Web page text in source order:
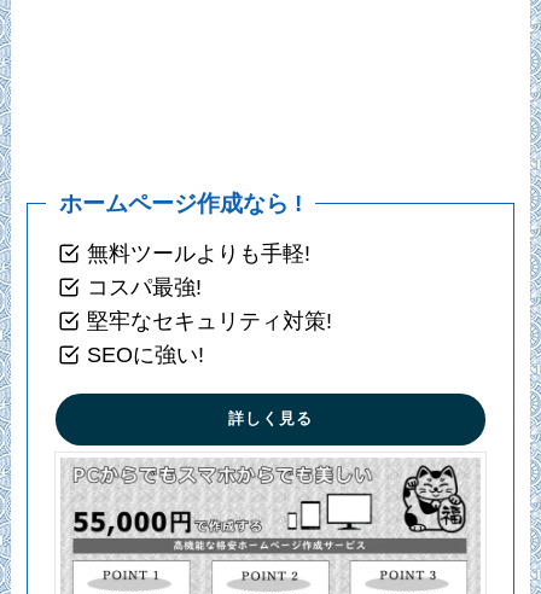
ホームページ作成なら !
無料ツールよりも手軽!
コスパ最強!
堅牢なセキュリティ対策!
SEOに強い!
詳しく見る